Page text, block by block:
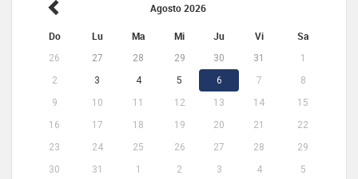
Agosto 2026
Do Lu Ma Mi Ju Vi Sa
26 27 28 29 30 31
1
2
3 4 5 6 7
8
9
10 11 12 13 14
15
16
17 18 19 20 21
22
23
24 25 26 27 28
29
30
31 1 2 3 4 5